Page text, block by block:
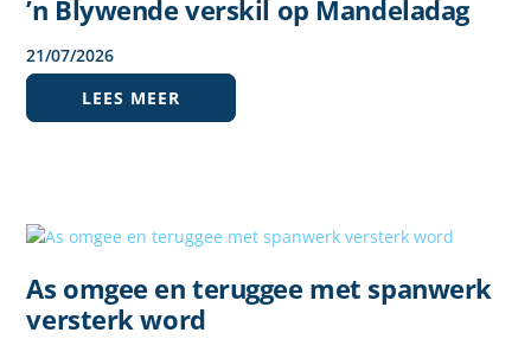
’n Blywende verskil op Mandeladag
21/07/2026
LEES MEER
As omgee en teruggee met spanwerk
versterk word